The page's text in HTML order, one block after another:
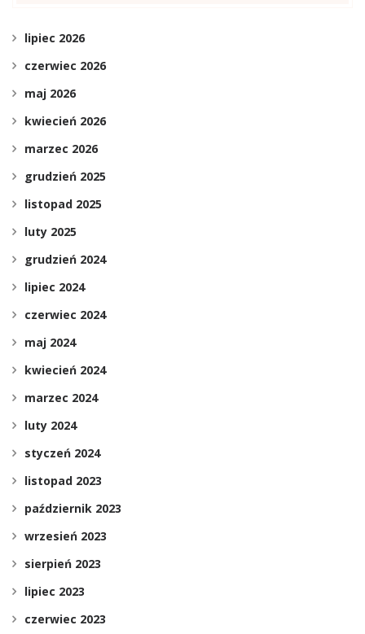
lipiec 2026
czerwiec 2026
maj 2026
kwiecień 2026
marzec 2026
grudzień 2025
listopad 2025
luty 2025
grudzień 2024
lipiec 2024
czerwiec 2024
maj 2024
kwiecień 2024
marzec 2024
luty 2024
styczeń 2024
listopad 2023
październik 2023
wrzesień 2023
sierpień 2023
lipiec 2023
czerwiec 2023